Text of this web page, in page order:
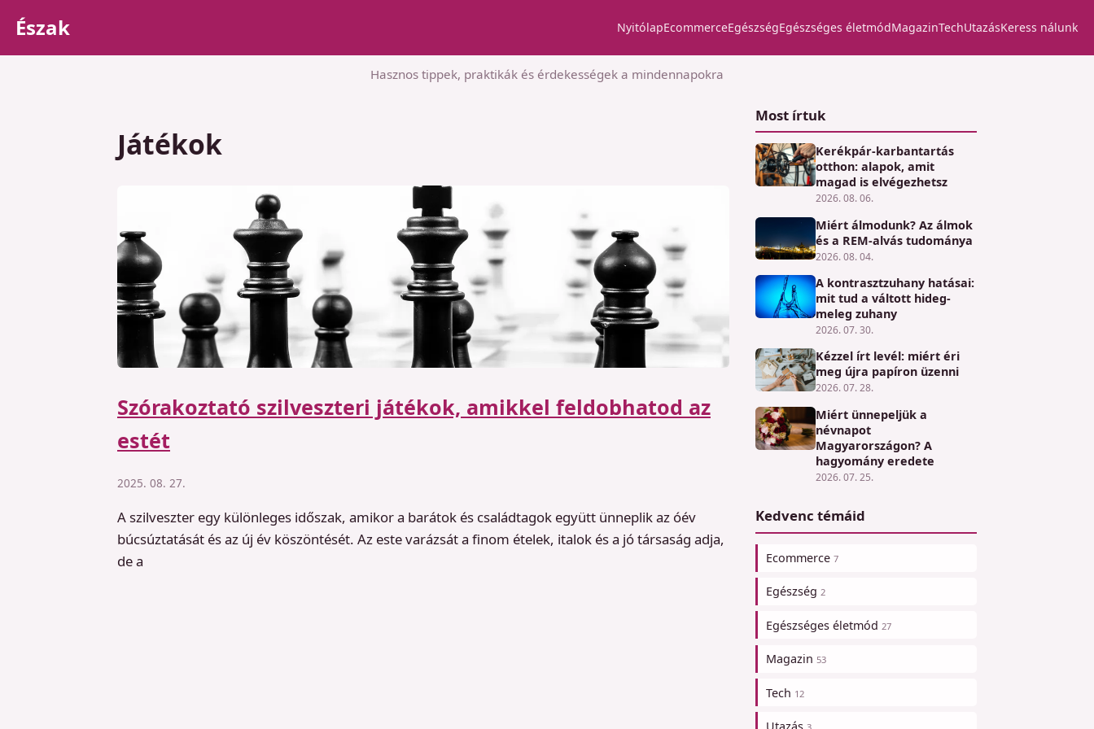
Észak NyitólapEcommerceEgészségEgészséges életmódMagazinTechUtazásKeress nálunk
Hasznos tippek, praktikák és érdekességek a mindennapokra
Játékok
Szórakoztató szilveszteri játékok, amikkel feldobhatod az
estét
2025. 08. 27.
A szilveszter egy különleges időszak, amikor a barátok és családtagok együtt ünneplik az óév
búcsúztatását és az új év köszöntését. Az este varázsát a finom ételek, italok és a jó társaság adja,
de a
Most írtuk
Kerékpár-karbantartás
otthon: alapok, amit
magad is elvégezhetsz
2026. 08. 06.
Miért álmodunk? Az álmok
és a REM-alvás tudománya
2026. 08. 04.
A kontrasztzuhany hatásai:
mit tud a váltott hideg-
meleg zuhany
2026. 07. 30.
Kézzel írt levél: miért éri
meg újra papíron üzenni
2026. 07. 28.
Miért ünnepeljük a
névnapot
Magyarországon? A
hagyomány eredete
2026. 07. 25.
Kedvenc témáid
Ecommerce 7
Egészség 2
Egészséges életmód 27
Magazin 53
Tech 12